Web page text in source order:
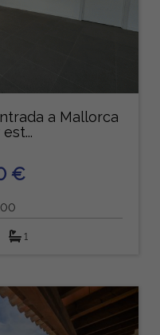
a Mallorca
€
1